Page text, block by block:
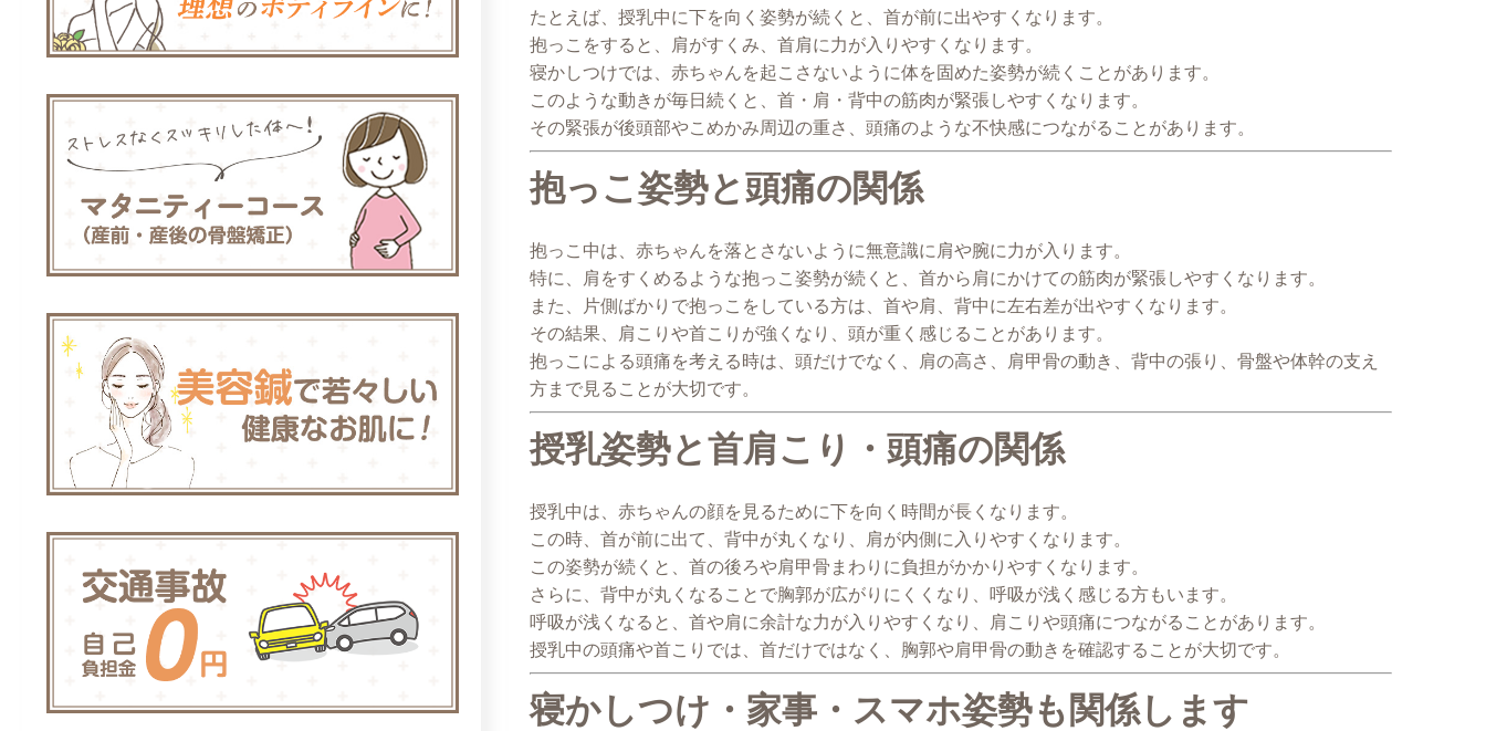
たとえば、授乳中に下を向く姿勢が続くと、首が前に出やすくなります。
抱っこをすると、肩がすくみ、首肩に力が入りやすくなります。
寝かしつけでは、赤ちゃんを起こさないように体を固めた姿勢が続くことがあります。
このような動きが毎日続くと、首・肩・背中の筋肉が緊張しやすくなります。
その緊張が後頭部やこめかみ周辺の重さ、頭痛のような不快感につながることがあります。
抱っこ姿勢と頭痛の関係
抱っこ中は、赤ちゃんを落とさないように無意識に肩や腕に力が入ります。
特に、肩をすくめるような抱っこ姿勢が続くと、首から肩にかけての筋肉が緊張しやすくなります。
また、片側ばかりで抱っこをしている方は、首や肩、背中に左右差が出やすくなります。
その結果、肩こりや首こりが強くなり、頭が重く感じることがあります。
抱っこによる頭痛を考える時は、頭だけでなく、肩の高さ、肩甲骨の動き、背中の張り、骨盤や体幹の支え
方まで見ることが大切です。
授乳姿勢と首肩こり・頭痛の関係
授乳中は、赤ちゃんの顔を見るために下を向く時間が長くなります。
この時、首が前に出て、背中が丸くなり、肩が内側に入りやすくなります。
この姿勢が続くと、首の後ろや肩甲骨まわりに負担がかかりやすくなります。
さらに、背中が丸くなることで胸郭が広がりにくくなり、呼吸が浅く感じる方もいます。
呼吸が浅くなると、首や肩に余計な力が入りやすくなり、肩こりや頭痛につながることがあります。
授乳中の頭痛や首こりでは、首だけではなく、胸郭や肩甲骨の動きを確認することが大切です。
寝かしつけ・家事・スマホ姿勢も関係します